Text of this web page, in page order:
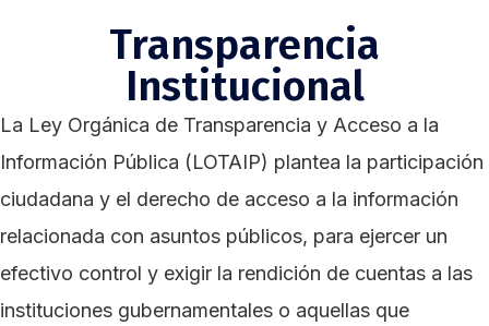
Transparencia
Institucional
La Ley Orgánica de Transparencia y Acceso a la
Información Pública (LOTAIP) plantea la participación
ciudadana y el derecho de acceso a la información
relacionada con asuntos públicos, para ejercer un
efectivo control y exigir la rendición de cuentas a las
instituciones gubernamentales o aquellas que